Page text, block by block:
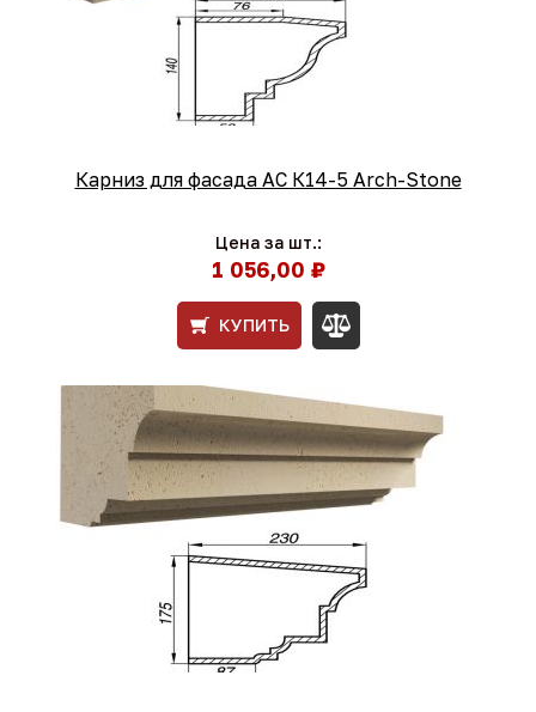
Карниз для фасада АС К14-5 Arch-Stone
Цена за шт.:
1 056,00 ₽
КУПИТЬ